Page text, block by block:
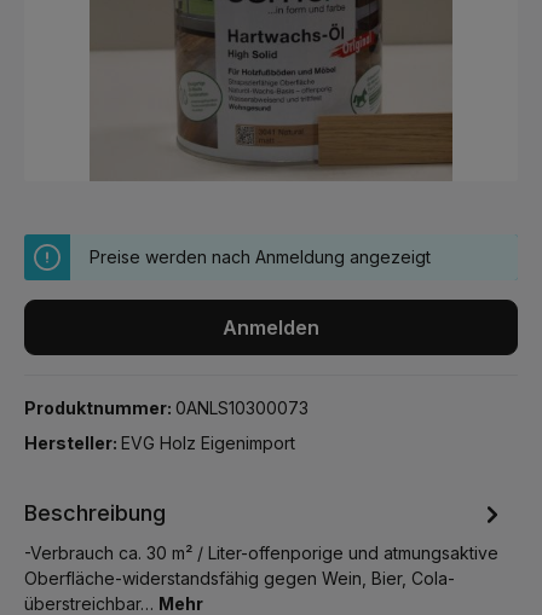
Preise werden nach Anmeldung angezeigt
Anmelden
Produktnummer: 0ANLS10300073
Hersteller: EVG Holz Eigenimport
Beschreibung
-Verbrauch ca. 30 m² / Liter-offenporige und atmungsaktive
Oberfläche-widerstandsfähig gegen Wein, Bier, Cola-
überstreichbar… Mehr